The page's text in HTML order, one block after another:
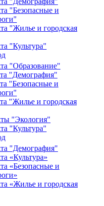
"Безопасные и
"Жилье и городская
"Культура"
"Образование"
"Демография"
"Безопасные и
"Жилье и городская
"Экология"
"Культура"
"Демография"
«Культура»
«Безопасные и
«Жилье и городская